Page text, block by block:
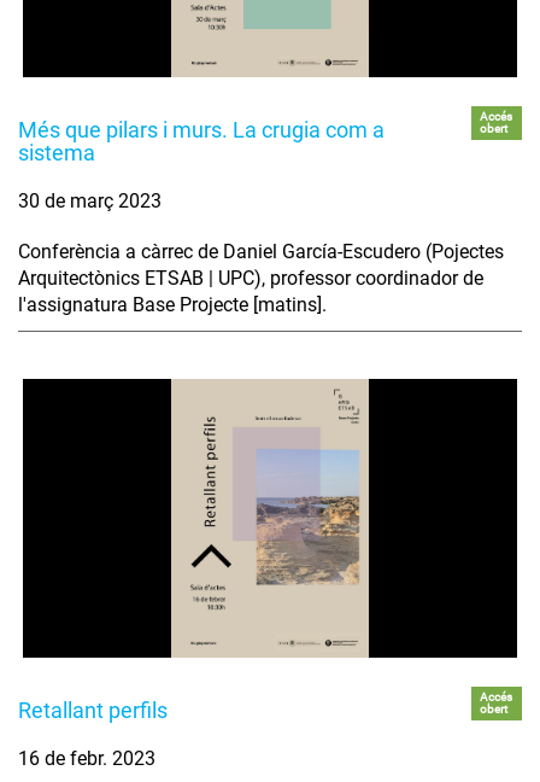
Més que pilars i murs. La crugia com a
sistema
Accés
obert
30 de març 2023
Conferència a càrrec de Daniel García-Escudero (Pojectes
Arquitectònics ETSAB | UPC), professor coordinador de
l'assignatura Base Projecte [matins].
Retallant perfils
Accés
obert
16 de febr. 2023